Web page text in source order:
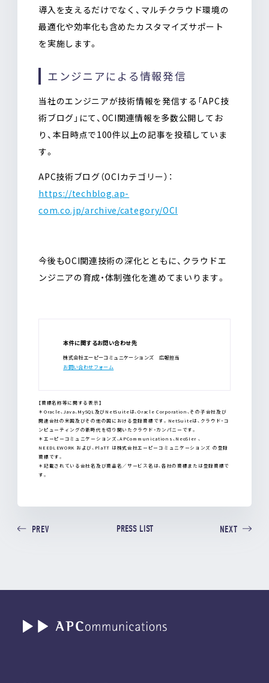
導入を支えるだけでなく、マルチクラウド環境の
最適化や効率化も含めたカスタマイズサポート
を実施します。
エンジニアによる情報発信
当社のエンジニアが技術情報を発信する「APC技
術ブログ」にて、OCI関連情報を多数公開してお
り、本日時点で100件以上の記事を投稿していま
す。
APC技術ブログ（OCIカテゴリー）：
https://techblog.ap-
com.co.jp/archive/category/OCI
今後もOCI関連技術の深化とともに、クラウドエ
ンジニアの育成・体制強化を進めてまいります。
本件に関するお問い合わせ先
株式会社エーピーコミュニケーションズ 広報担当
お問い合わせフォーム
【商標名称等に関する表示】
＊Oracle、Java、MySQL及びNetSuiteは、Oracle Corporation、その子会社及び
関連会社の米国及びその他の国における登録商標です。NetSuiteは、クラウド・コ
ンピューティングの新時代を切り開いたクラウド・カンパニーです。
＊エーピーコミュニケーションズ、APCommunications、NeoSIer 、
NEEDLEWORK および、PlaTT は株式会社エーピーコミュニケーションズ の登録
商標です。
＊記載されている会社名及び商品名／サービス名は、各社の商標または登録商標で
す。
PREV PRESS LIST NEXT